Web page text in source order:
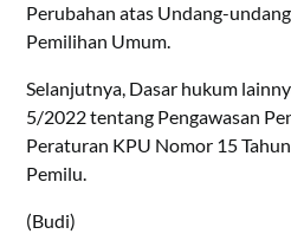
Perubahan atas Undang-
Pemilihan Umum.
Selanjutnya, Dasar hukum
5/2022 tentang Pengawasan
Peraturan KPU Nomor 15
Pemilu.
(Budi)